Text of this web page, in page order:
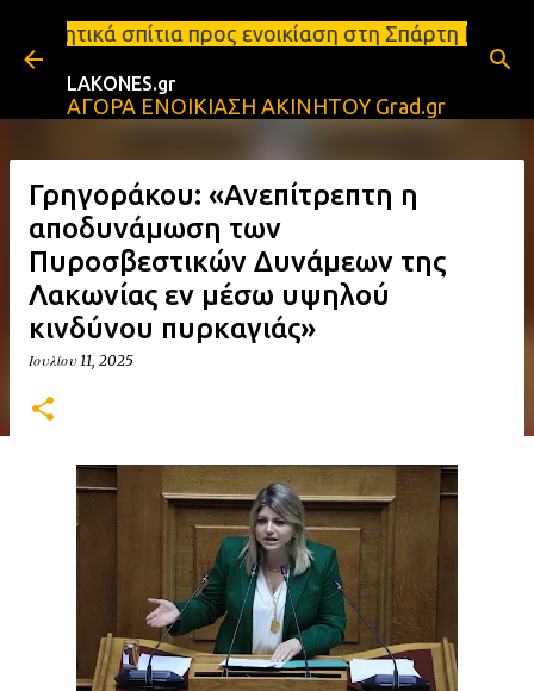
Μετάβαση στο κύριο περιεχόμενο
προς ενοικίαση στη Σπάρτη Ενοικιάσεις
LAKONES.gr
ΑΓΟΡΑ ΕΝΟΙΚΙΑΣΗ ΑΚΙΝΗΤΟΥ Grad.gr
Γρηγοράκου: «Ανεπίτρεπτη η
αποδυνάμωση των
Πυροσβεστικών Δυνάμεων της
Λακωνίας εν μέσω υψηλού
κινδύνου πυρκαγιάς»
Ιουλίου 11, 2025